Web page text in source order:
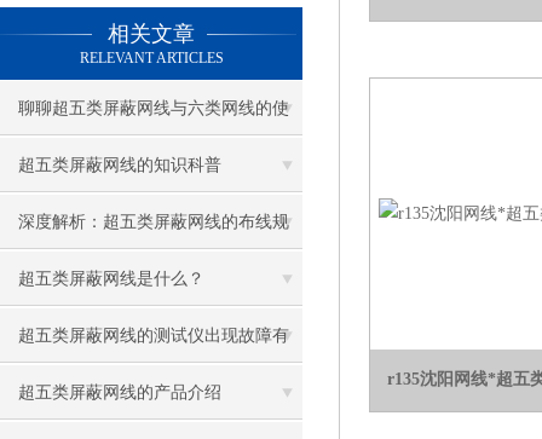
相关文章
RELEVANT ARTICLES
聊聊超五类屏蔽网线与六类网线的使
用
超五类屏蔽网线的知识科普
深度解析：超五类屏蔽网线的布线规
范与注意事项
超五类屏蔽网线是什么？
超五类屏蔽网线的测试仪出现故障有
哪些解决方法
超五类屏蔽网线的产品介绍
r135沈阳网线*超五